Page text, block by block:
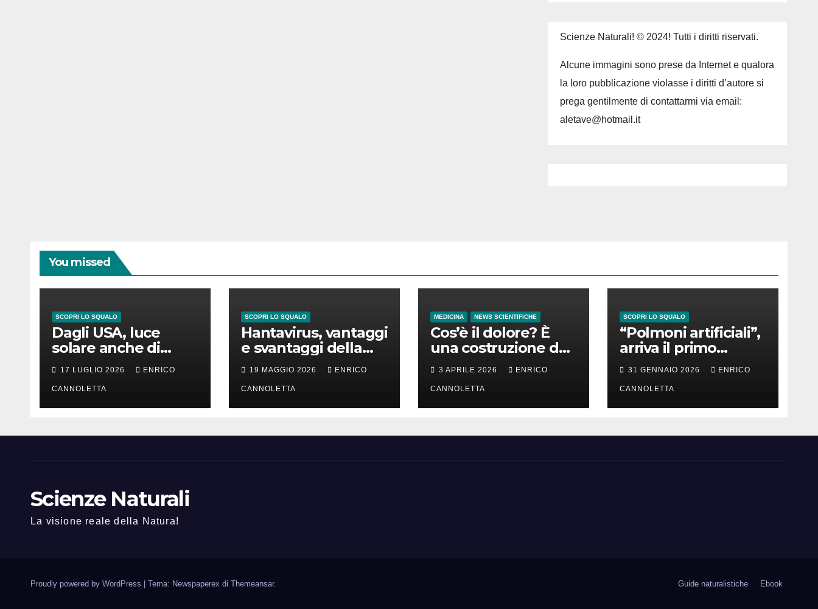
Scienze Naturali! © 2024! Tutti i diritti riservati.
Alcune immagini sono prese da Internet e qualora
la loro pubblicazione violasse i diritti d’autore si
prega gentilmente di contattarmi via email:
aletave@hotmail.it
You missed
SCOPRI LO SQUALO
Dagli USA, luce
solare anche di
notte
17 LUGLIO 2026 ENRICO
CANNOLETTA
SCOPRI LO SQUALO
Hantavirus, vantaggi
e svantaggi della
lunga incubazione
19 MAGGIO 2026 ENRICO
CANNOLETTA
MEDICINA NEWS SCIENTIFICHE
Cos’è il dolore? È
una costruzione del
cervello
3 APRILE 2026 ENRICO
CANNOLETTA
SCOPRI LO SQUALO
“Polmoni artificiali”,
arriva il primo
successo
31 GENNAIO 2026 ENRICO
CANNOLETTA
Scienze Naturali
La visione reale della Natura!
Proudly powered by WordPress | Tema: Newspaperex di Themeansar. Guide naturalistiche Ebook